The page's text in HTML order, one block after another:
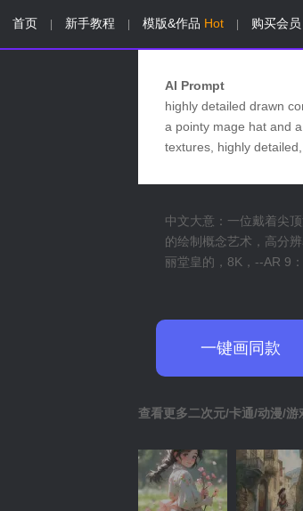
首页 新手教程 模版&作品 Hot 购买会员
AI Prompt
highly detailed drawn
a pointy mage hat and
textures, highly
中文大意：一位戴着尖
的绘制概念艺术，高分
丽堂皇的，8K，--AR 9
一键画同款
查看更多二次元/卡通/动漫/游